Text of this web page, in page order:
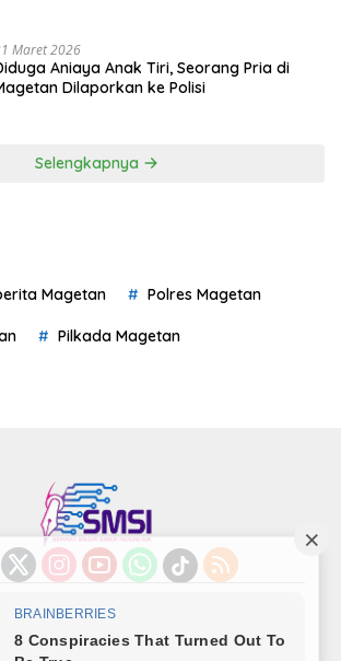
Maret 2026
Aniaya Anak Tiri, Seorang Pria di
Dilaporkan ke Polisi
Selengkapnya
Magetan Polres Magetan
Pilkada Magetan
Pedoman Media Siber